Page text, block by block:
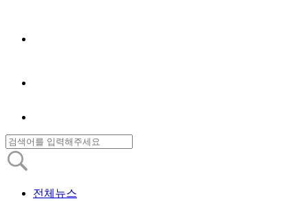
전체뉴스